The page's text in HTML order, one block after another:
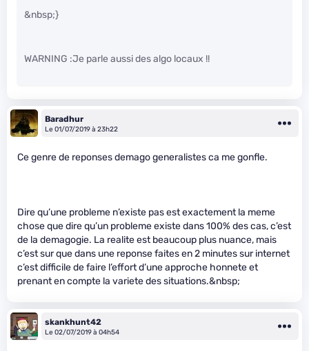
&nbsp;}
WARNING :Je parle aussi des algo locaux !!
Baradhur
Le 01/07/2019 à 23h22
Ce genre de reponses demago generalistes ca me gonfle.
Dire qu’une probleme n’existe pas est exactement la meme
chose que dire qu’un probleme existe dans 100% des cas, c’est
de la demagogie. La realite est beaucoup plus nuance, mais
c’est sur que dans une reponse faites en 2 minutes sur internet
c’est difficile de faire l’effort d’une approche honnete et
prenant en compte la variete des situations.&nbsp;
skankhunt42
Le 02/07/2019 à 04h54